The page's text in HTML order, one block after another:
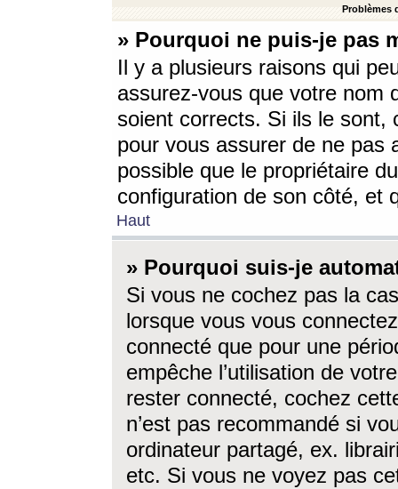
Problèmes
» Pourquoi ne puis-je pas
Il y a plusieurs raisons qui
assurez-vous que votre nom
soient corrects. Si ils le sont,
pour vous assurer de ne pas
possible que le propriétaire
configuration de son côté, et
Haut
» Pourquoi suis-je
Si vous ne cochez pas la
lorsque vous vous
connecté que pour une
empêche l’utilisation de
rester connecté, cochez
n’est pas recommandé si
ordinateur partagé, ex.
etc. Si vous ne voyez pas